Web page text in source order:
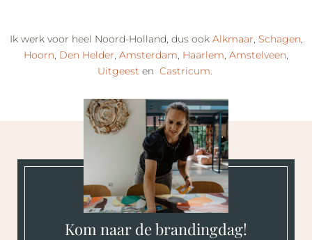
Ik werk voor heel Noord-Holland, dus ook Alkmaar, Schagen,
Hoorn, Den Helder, Amsterdam, Haarlem, Amstelveen,
Uitgeest en Castricum.
Kom naar de brandingdag!